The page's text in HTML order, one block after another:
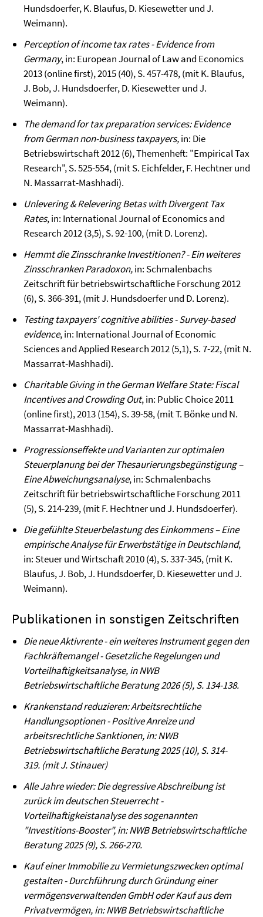
Hundsdoerfer, K. Blaufus, D. Kiesewetter und J.
Weimann).
Perception of income tax rates - Evidence from
Germany, in: European Journal of Law and Economics
2013 (online first), 2015 (40), S. 457-478, (mit K. Blaufus,
J. Bob, J. Hundsdoerfer, D. Kiesewetter und J.
Weimann).
The demand for tax preparation services: Evidence
from German non-business taxpayers,in: Die
Betriebswirtschaft 2012 (6), Themenheft: "Empirical Tax
Research", S. 525-554, (mit S. Eichfelder, F. Hechtner und
N. Massarrat-Mashhadi).
Unlevering & Relevering Betas with Divergent Tax
Rates, in: International Journal of Economics and
Research 2012 (3,5), S. 92-100, (mit D. Lorenz).
Hemmt die Zinsschranke Investitionen? - Ein weiteres
Zinsschranken Paradoxon,in: Schmalenbachs
Zeitschrift für betriebswirtschaftliche Forschung 2012
(6), S. 366-391, (mit J. Hundsdoerfer und D. Lorenz).
Testing taxpayers' cognitive abilities - Survey-based
evidence, in: International Journal of Economic
Sciences and Applied Research 2012 (5,1), S. 7-22, (mit N.
Massarrat-Mashhadi).
Charitable Giving in the German Welfare State: Fiscal
Incentives and Crowding Out, in: Public Choice 2011
(online first), 2013 (154), S. 39-58, (mit T. Bönke und N.
Massarrat-Mashhadi).
Progressionseffekte und Varianten zur optimalen
Steuerplanung bei der Thesaurierungsbegünstigung –
Eine Abweichungsanalyse, in: Schmalenbachs
Zeitschrift für betriebswirtschaftliche Forschung 2011
(5), S. 214-239, (mit F. Hechtner und J. Hundsdoerfer).
Die gefühlte Steuerbelastung des Einkommens – Eine
empirische Analyse für Erwerbstätige in Deutschland,
in: Steuer und Wirtschaft 2010 (4), S. 337-345, (mit K.
Blaufus, J. Bob, J. Hundsdoerfer, D. Kiesewetter und J.
Weimann).
Publikationen in sonstigen Zeitschriften
Die neue Aktivrente - ein weiteres Instrument gegen den
Fachkräftemangel - Gesetzliche Regelungen und
Vorteilhaftigkeitsanalyse, inNWB
Betriebswirtschaftliche Beratung 2026 (5), S. 134-138.
Krankenstand reduzieren: Arbeitsrechtliche
Handlungsoptionen - Positive Anreize und
arbeitsrechtliche Sanktionen, in: NWB
Betriebswirtschaftliche Beratung 2025 (10), S. 314-
319. (mit J. Stinauer)
Alle Jahre wieder: Die degressive Abschreibung ist
zurück im deutschen Steuerrecht -
Vorteilhaftigkeistanalyse des sogenannten
"Investitions-Booster", in: NWB Betriebswirtschaftliche
Beratung 2025 (9), S. 266-270.
Kauf einer Immobilie zu Vermietungszwecken optimal
gestalten - Durchführung durch Gründung einer
vermögensverwaltenden GmbH oder Kauf aus dem
Privatvermögen, in: NWB Betriebswirtschaftliche